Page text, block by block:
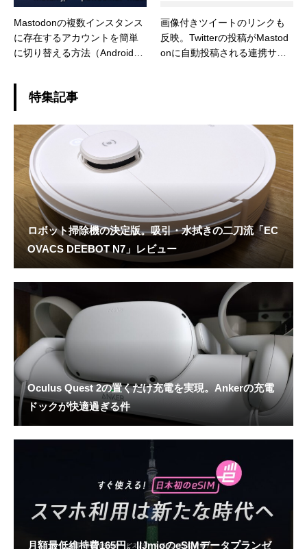
Mastodonの複数インスタンス
に存在するアカウントを簡単
に切り替える方法（Android
画像付きツイートのリンクも
反映。Twitterの投稿がMastod
onに自動投稿される連携サー
特集記事
ロボット掃除機の決定版。吸引・水拭きの二刀流「EC
OVACS DEEBOT N7」レビュー
Oculus Quest 2の置くだけ充電を実現。Ankerの充電
ドックが快適過ぎる件
月額最低維持費165円。IIJmioのeSIMデータプランゼ